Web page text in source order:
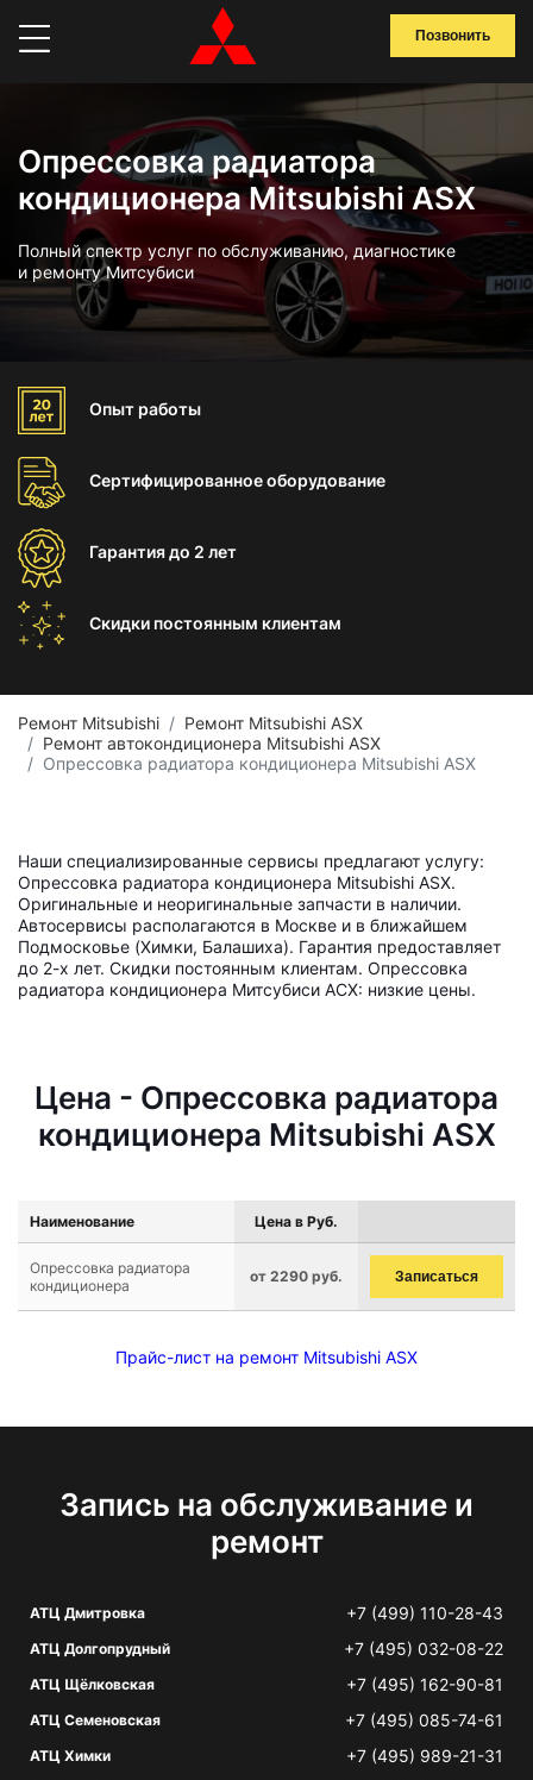
Позвонить
Опрессовка радиатора
кондиционера Mitsubishi ASX
Полный спектр услуг по обслуживанию, диагностике
и ремонту Митсубиси
Опыт работы
Сертифицированноеоборудование
Гарантиядо 2 лет
Скидки постоянным клиентам
Ремонт Mitsubishi
Ремонт Mitsubishi ASX
Ремонт автокондиционера Mitsubishi ASX
Опрессовка радиатора кондиционера Mitsubishi ASX
Наши специализированные сервисы предлагают услугу:
Опрессовка радиатора кондиционера Mitsubishi ASX.
Оригинальные и неоригинальные запчасти в наличии.
Автосервисы располагаются в Москве и в ближайшем
Подмосковье (Химки, Балашиха). Гарантия предоставляет
до 2-х лет. Скидки постоянным клиентам. Опрессовка
радиатора кондиционера Митсубиси АСХ: низкие цены.
Цена - Опрессовка радиатора
кондиционера Mitsubishi ASX
Наименование Цена в Руб.
Опрессовка радиатора
кондиционера
от 2290 руб. Записаться
Прайс-лист на ремонт Mitsubishi ASX
Запись на обслуживание и
ремонт
АТЦ Дмитровка +7 (499) 110-28-43
АТЦ Долгопрудный +7 (495) 032-08-22
АТЦ Щёлковская +7 (495) 162-90-81
АТЦ Семеновская +7 (495) 085-74-61
АТЦ Химки +7 (495) 989-21-31